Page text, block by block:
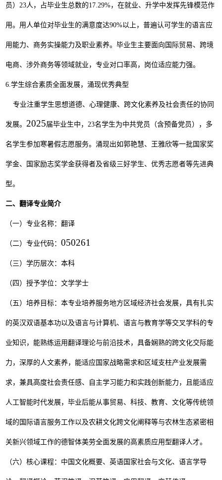
员）23人，占毕业生总数的17.29%，在就业、升学中发挥先锋模范作
用。用人单位对毕业生的满意度达90%以上，普遍认可学生的语言应
用能力、商务实操能力及职业素养。毕业生主要面向国际贸易、跨境
电商、涉外商务等领域就业，专业对口率高，岗位适应能力强。
6.学生综合素质全面发展，涌现优秀典型
专业注重学生思想道德、心理健康、跨文化素养及社会责任的协同
发展。2025届毕业生中，23名学生为中共党员（含预备党员），多
名学生参加寒暑假志愿服务。涌现出如郭艳慧、王雅欣等一批国家奖
学金、国家励志奖学金获得者及省级三好学生、优秀志愿者等先进典
型。
二、翻译专业简介
（一）专业名称：翻译
（二）专业代码：050261
（三）学历层次：本科
（四）授予学位：文学学士
（五）培养目标：本专业培养服务地方区域经济社会发展，具有扎实
的英汉双语基本功以及语言与计算机、语言与教育学等交叉学科的专
业知识，能熟练运用翻译理论与前沿技术，具备娴熟的跨文化交际能
力，深厚的人文素养，能适应国家战略需求和区域支柱产业发展需
求，兼具高度社会责任感、自主学习能力和实践创新能力，且能适应
人工智能时代发展，毕业后能从事贸易、科技、教育、文化等传统领
域的国际语言服务工作以及农耕文化跨文化阐释等与农林生态紧密相
关新兴领域工作的德智体美劳全面发展的高素质应用型翻译人才。
（六）核心课程：中国文化概要、英语国家社会与文化、语言学导